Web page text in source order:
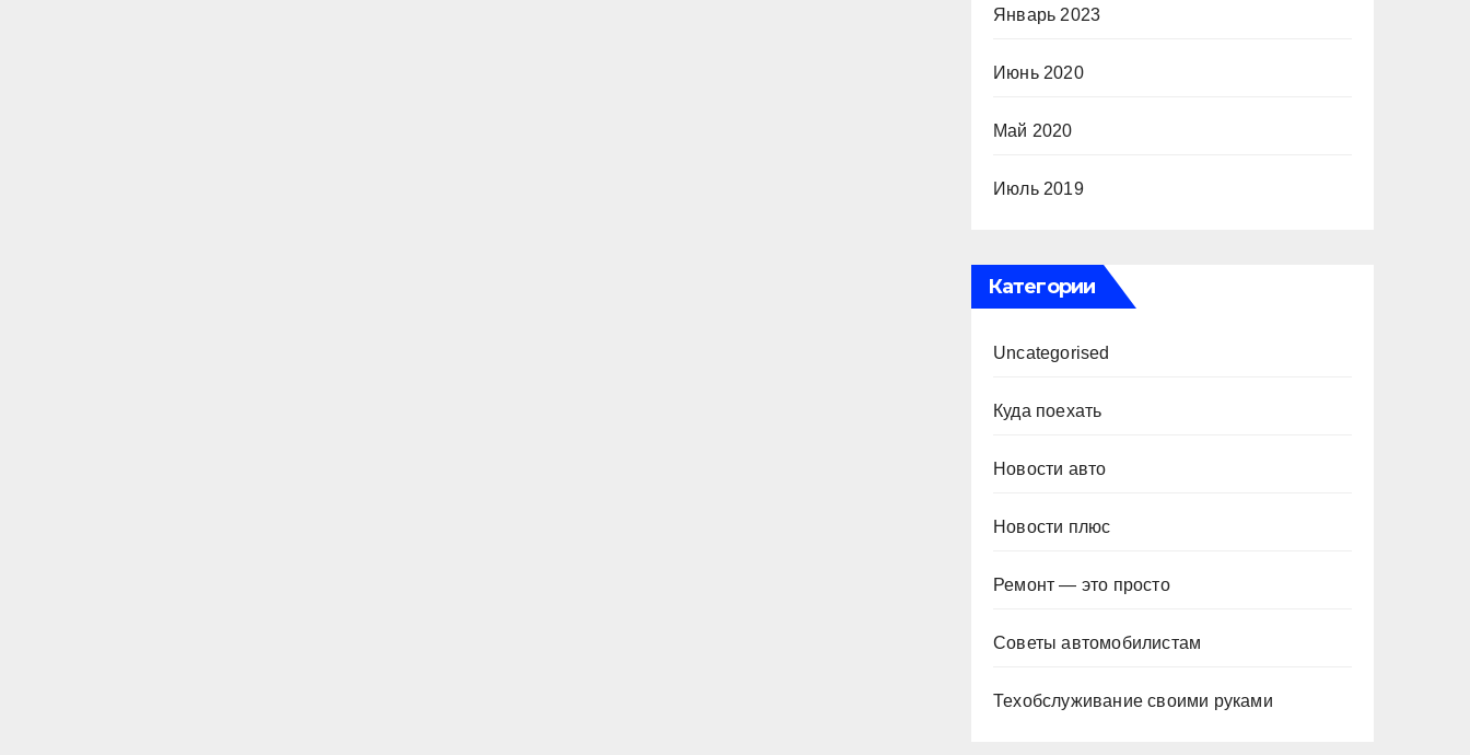
Январь 2023
Июнь 2020
Май 2020
Июль 2019
Категории
Uncategorised
Куда поехать
Новости авто
Новости плюс
Ремонт — это просто
Советы автомобилистам
Техобслуживание своими руками